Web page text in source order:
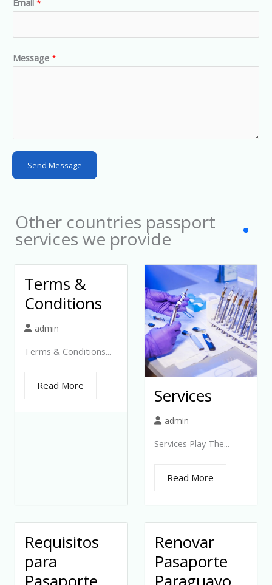
i
e
d
e
s
+
Message *
Send Message
Other countries passport
services we provide
Terms &
Conditions
admin
Terms & Conditions...
Read More Services
admin
Services Play The...
Read More
Requisitos
para
Pasaporte
Renovar
Pasaporte
Paraguayo